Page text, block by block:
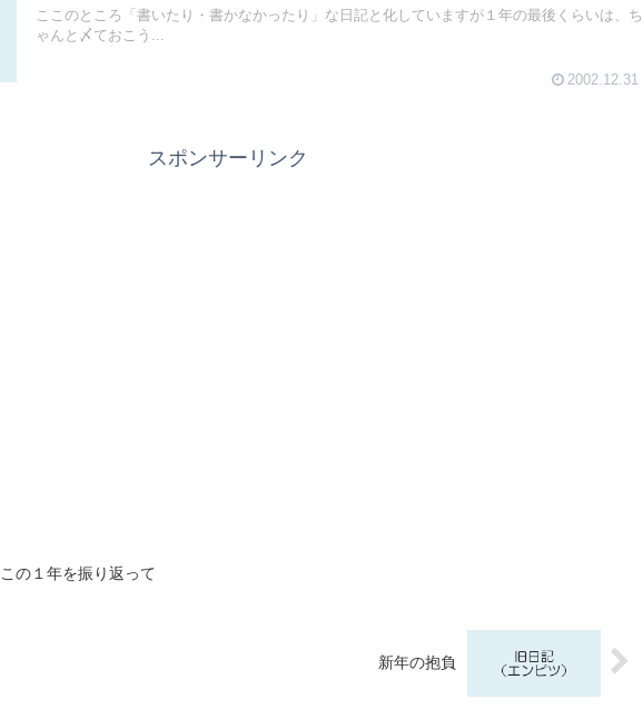
ここのところ「書いたり・書かなかったり」な日記と化していますが１年の最後くらいは、ち
ゃんと〆ておこう...
2002.12.31
スポンサーリンク
この１年を振り返って
新年の抱負